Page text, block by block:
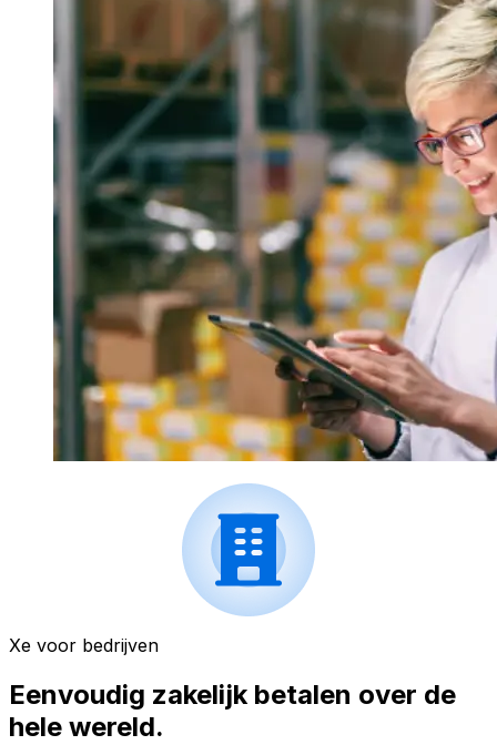
Xe voor bedrijven
Eenvoudig zakelijk betalen over de
hele wereld.